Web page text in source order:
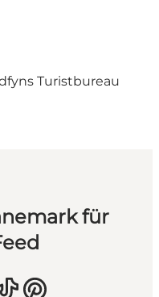
Turistbureau
für